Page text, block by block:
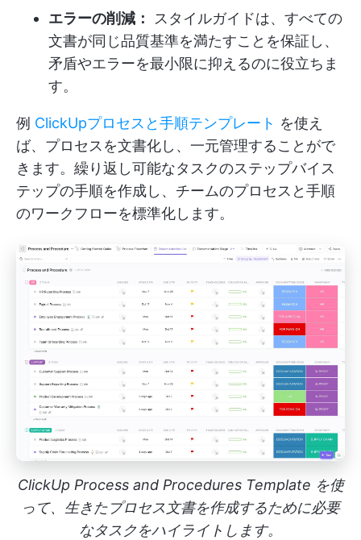
エラーの削減：
スタイルガイドは、すべての
文書が同じ品質基準を満たすことを保証し、
矛盾やエラーを最小限に抑えるのに役立ちま
す。
例 ClickUpプロセスと手順テンプレート を使え
ば、プロセスを文書化し、一元管理することがで
きます。繰り返し可能なタスクのステップバイス
テップの手順を作成し、チームのプロセスと手順
のワークフローを標準化します。
ClickUp Process and Procedures Template を使
って、生きたプロセス文書を作成するために必要
なタスクをハイライトします。